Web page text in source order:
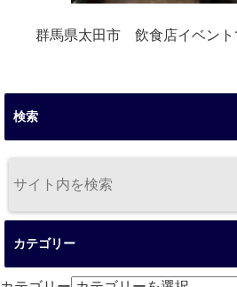
群馬県太田市 飲食店イベン
検索
カテゴリー